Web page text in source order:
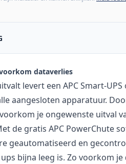
dataverlies
levert een APC Smart-
aangesloten apparatuur.
je ongewenste uitval
de gratis APC PowerChute
geautomatiseerd en
bijna leeg is. Zo voorkom